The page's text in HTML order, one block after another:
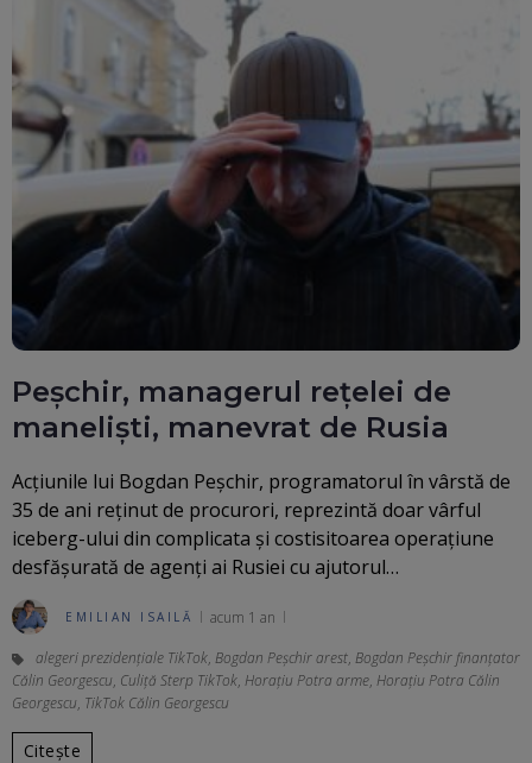
Peșchir, managerul rețelei de
maneliști, manevrat de Rusia
Acțiunile lui Bogdan Peșchir, programatorul în vârstă de
35 de ani reținut de procurori, reprezintă doar vârful
iceberg-ului din complicata și costisitoarea operațiune
desfășurată de agenți ai Rusiei cu ajutorul…
EMILIAN ISAILĂ acum 1 an
alegeri prezidențiale TikTok, Bogdan Peșchir arest, Bogdan Peşchir finanțator
Călin Georgescu, Culiță Sterp TikTok, Horațiu Potra arme, Horațiu Potra Călin
Georgescu, TikTok Călin Georgescu
Citește